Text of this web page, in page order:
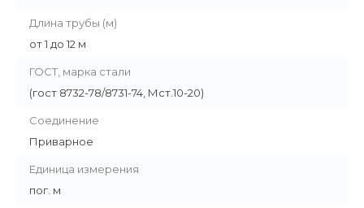
Длина трубы (м)
от 1 до 12 м
ГОСТ, марка стали
(гост 8732-78/8731-74, Мст.10-20)
Соединение
Приварное
Единица измерения
пог. м